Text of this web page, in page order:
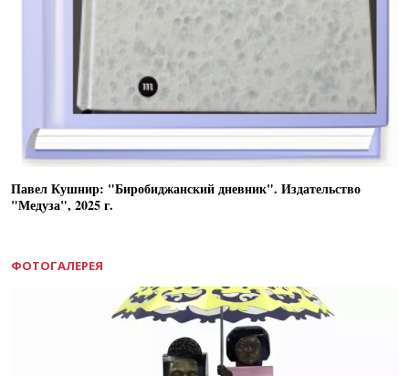
Павел Кушнир: "Биробиджанский дневник". Издательство
"Медуза", 2025 г.
ФОТОГАЛЕРЕЯ